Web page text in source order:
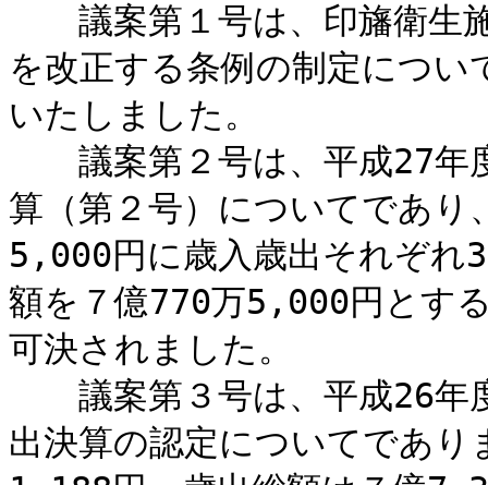
議案第１号は、印旛衛生施
を改正する条例の制定につ
いたしました。
議案第２号は、平成27年
算（第２号）についてであり
5,000円に歳入歳出それぞれ
額を７億770万5,000円とす
可決されました。
議案第３号は、平成26年
出決算の認定についてであ